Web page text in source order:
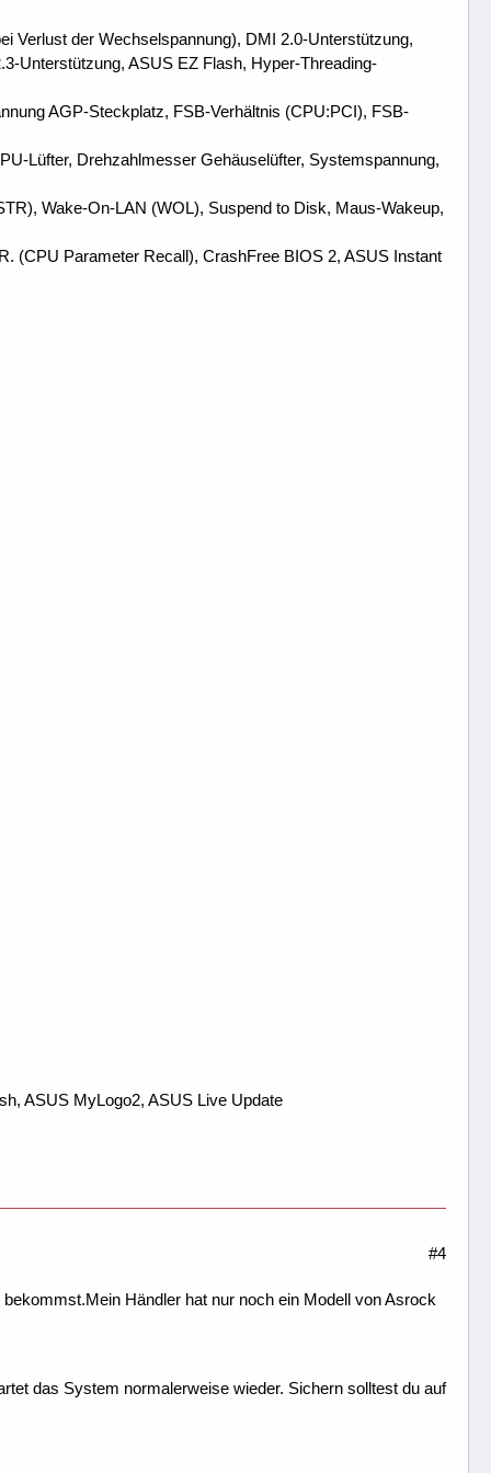
Verlust der Wechselspannung), DMI 2.0-Unterstützung,
Unterstützung, ASUS EZ Flash, Hyper-Threading-
AGP-Steckplatz, FSB-Verhältnis (CPU:PCI), FSB-
Lüfter, Drehzahlmesser Gehäuselüfter, Systemspannung,
Wake-On-LAN (WOL), Suspend to Disk, Maus-Wakeup,
(CPU Parameter Recall), CrashFree BIOS 2, ASUS Instant
ASUS MyLogo2, ASUS Live Update
#4
Händler hat nur noch ein Modell von Asrock
das System normalerweise wieder. Sichern solltest du auf